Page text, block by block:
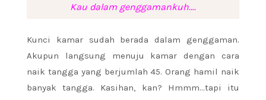
Kau dalam genggamankuh….
Kunci kamar sudah berada dalam genggaman.
Akupun langsung menuju kamar dengan cara
naik tangga yang berjumlah 45. Orang hamil naik
banyak tangga. Kasihan, kan? Hmmm…tapi itu